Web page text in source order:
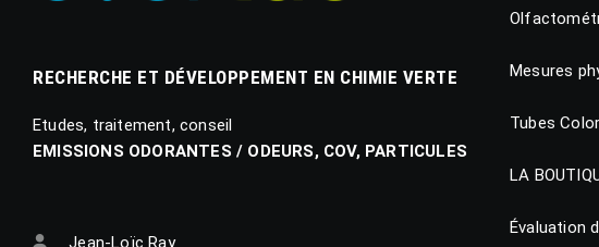
RECHERCHE ET DÉVELOPPEMENT EN CHIMIE VERTE
Etudes, traitement, conseil
EMISSIONS ODORANTES / ODEURS, COV, PARTICULES
Jean-Loïc Ray
Mesures
Tubes
LA
Évaluation